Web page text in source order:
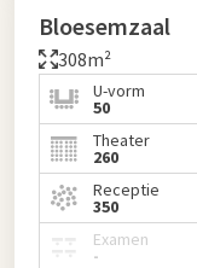
Bloesemzaal
308m²
U-vorm
50
Theater
260
Receptie
350
Examen
-